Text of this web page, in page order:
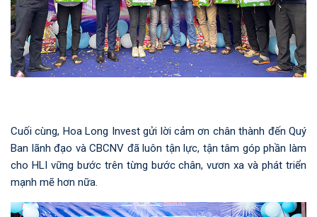
Cuối cùng, Hoa Long Invest gửi lời cảm ơn chân thành đến Quý
Ban lãnh đạo và CBCNV đã luôn tận lực, tận tâm góp phần làm
cho HLI vững bước trên từng bước chân, vươn xa và phát triển
mạnh mẽ hơn nữa.